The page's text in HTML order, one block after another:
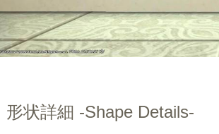
形状詳細 -Shape Details-